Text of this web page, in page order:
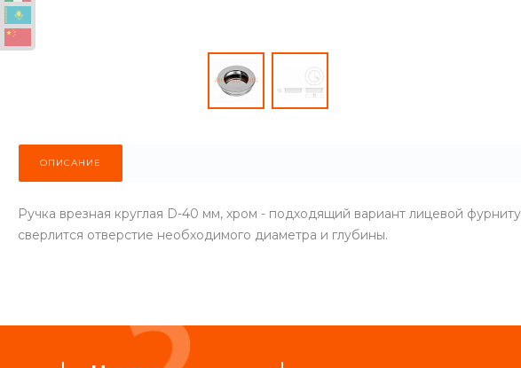
ОПИСАНИЕ
Ручка врезная круглая D-40 мм, хром - подходящий вариант лицевой
сверлится отверстие необходимого диаметра и глубины.